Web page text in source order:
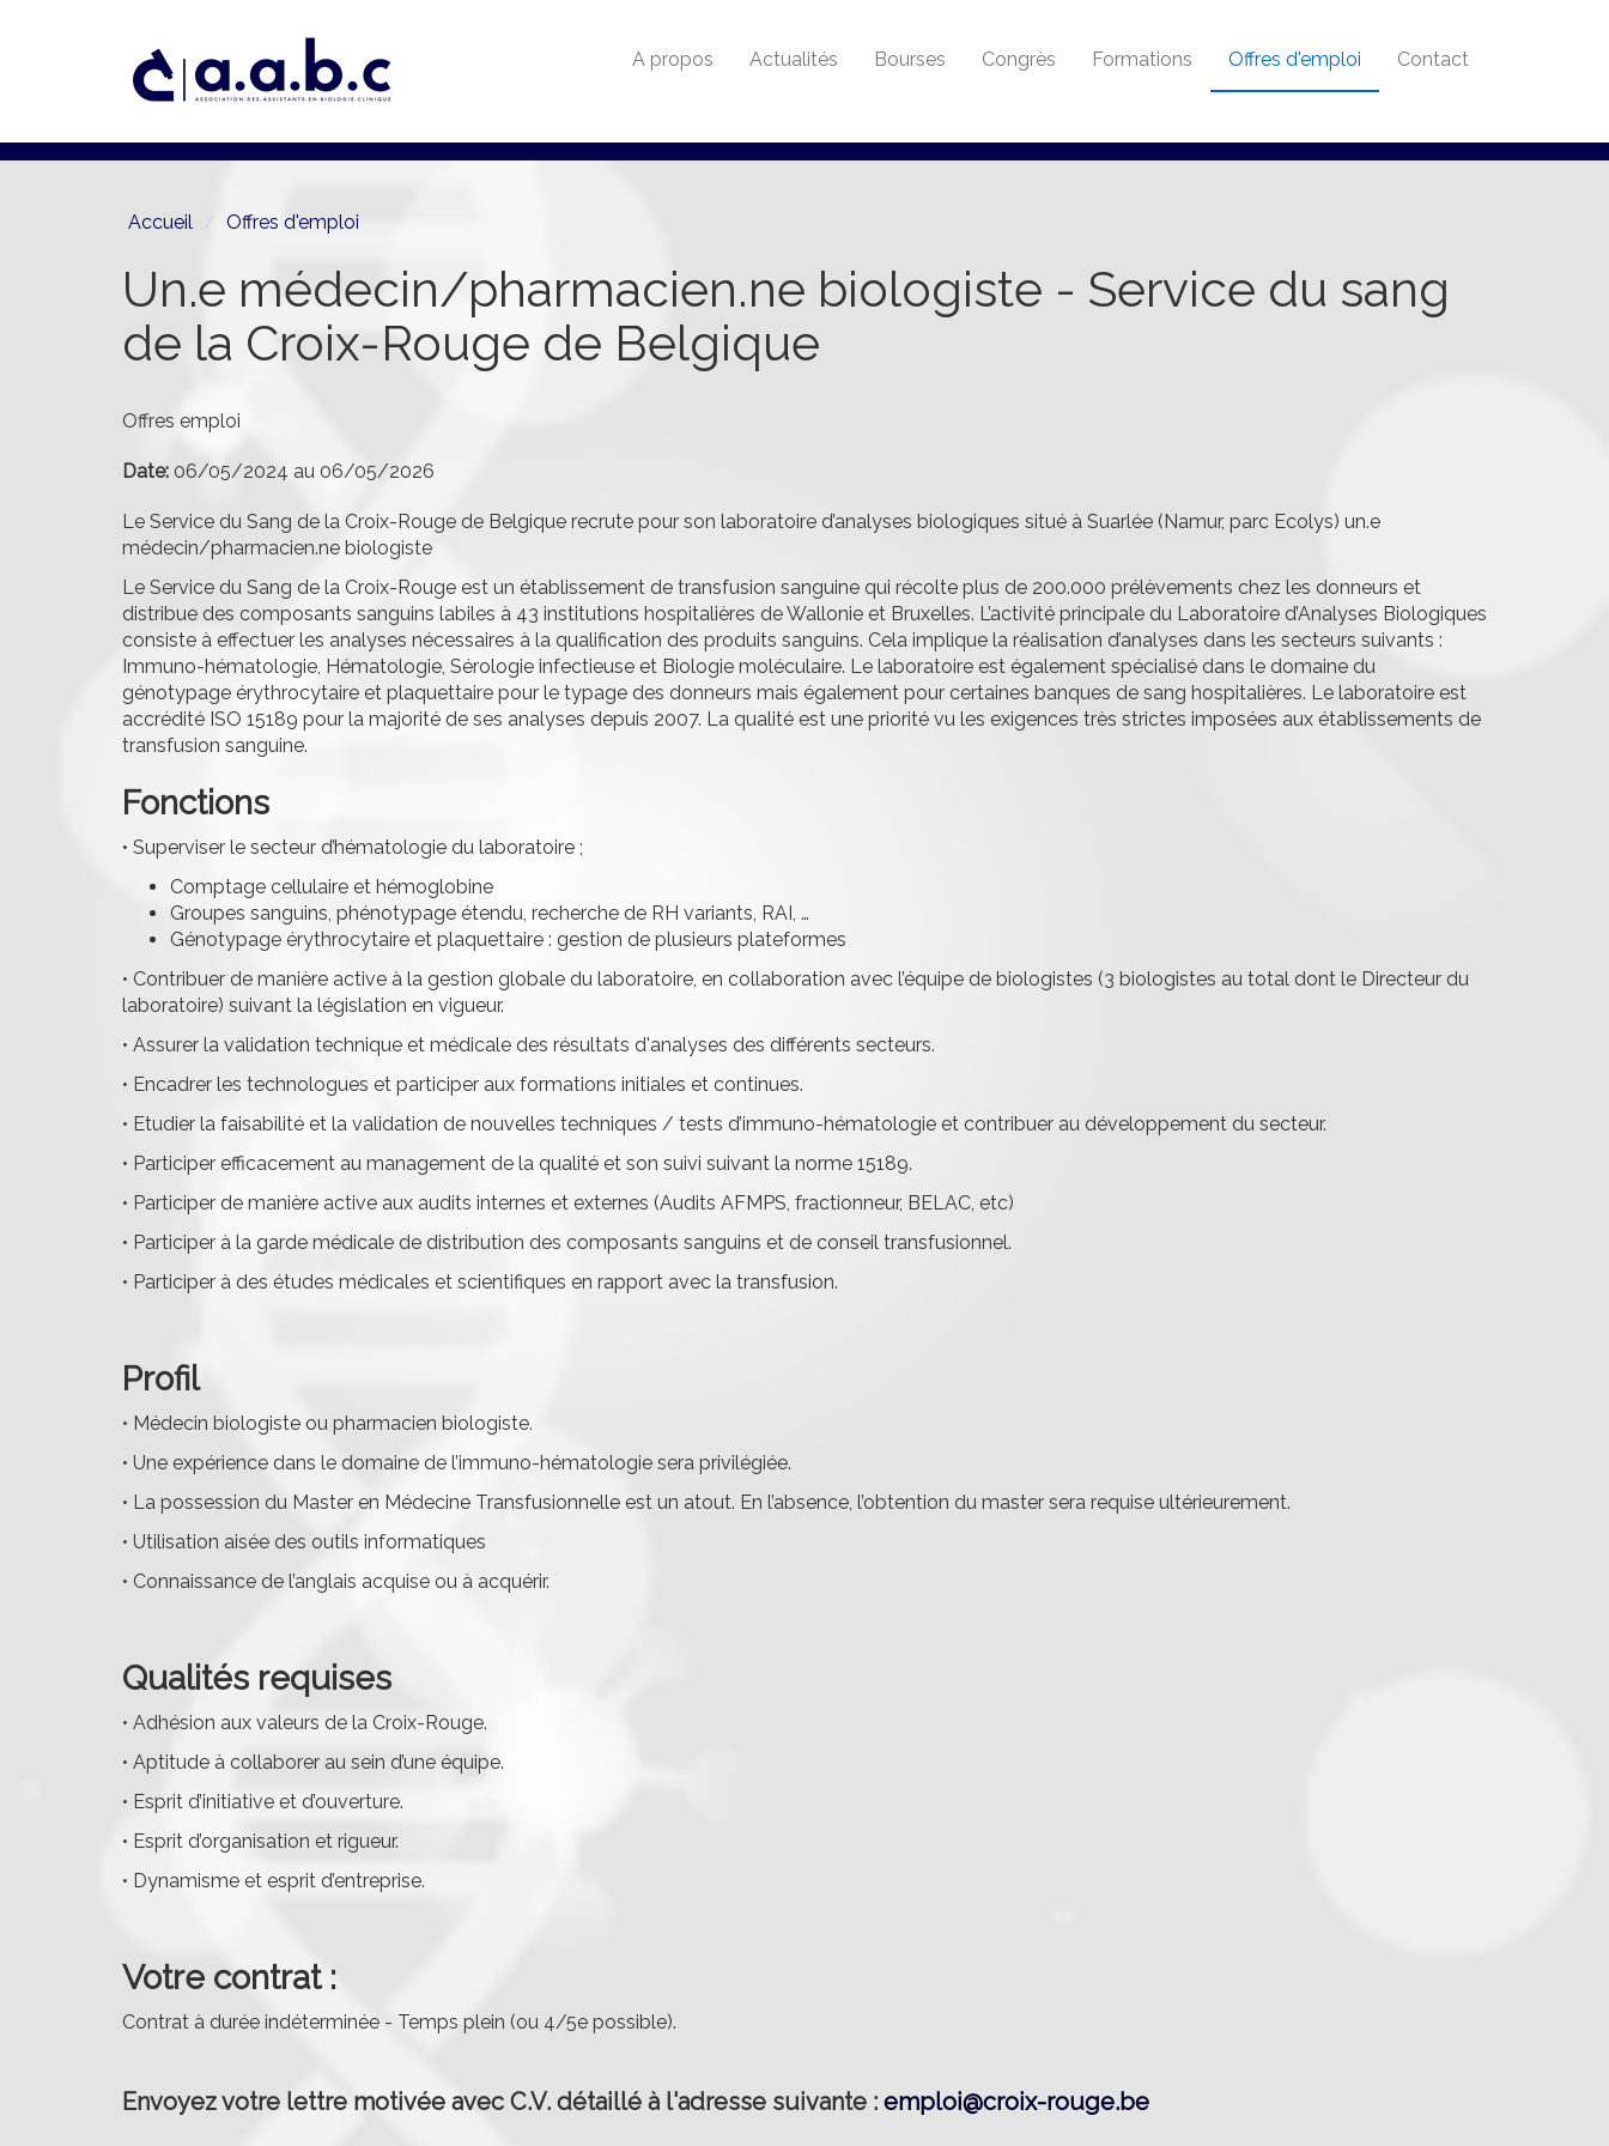
au
A propos Actualités Bourses Congrès Formations Offres d'emploi Contact
Accueil Offres d'emploi
Un.e médecin/pharmacien.ne biologiste - Service du sang
de la Croix-Rouge de Belgique
Offres emploi
Date: 06/05/2024 au 06/05/2026
Le Service du Sang de la Croix-Rouge de Belgique recrute pour son laboratoire d’analyses biologiques situé à Suarlée (Namur, parc Ecolys) un.e
médecin/pharmacien.ne biologiste
Le Service du Sang de la Croix-Rouge est un établissement de transfusion sanguine qui récolte plus de 200.000 prélèvements chez les donneurs et
distribue des composants sanguins labiles à 43 institutions hospitalières de Wallonie et Bruxelles. L’activité principale du Laboratoire d’Analyses Biologiques
consiste à effectuer les analyses nécessaires à la qualification des produits sanguins. Cela implique la réalisation d’analyses dans les secteurs suivants :
Immuno-hématologie, Hématologie, Sérologie infectieuse et Biologie moléculaire. Le laboratoire est également spécialisé dans le domaine du
génotypage érythrocytaire et plaquettaire pour le typage des donneurs mais également pour certaines banques de sang hospitalières. Le laboratoire est
accrédité ISO 15189 pour la majorité de ses analyses depuis 2007. La qualité est une priorité vu les exigences très strictes imposées aux établissements de
transfusion sanguine.
Fonctions
• Superviser le secteur d’hématologie du laboratoire ;
Comptage cellulaire et hémoglobine
Groupes sanguins, phénotypage étendu, recherche de RH variants, RAI, …
Génotypage érythrocytaire et plaquettaire : gestion de plusieurs plateformes
• Contribuer de manière active à la gestion globale du laboratoire, en collaboration avec l’équipe de biologistes (3 biologistes au total dont le Directeur du
laboratoire) suivant la législation en vigueur.
• Assurer la validation technique et médicale des résultats d'analyses des différents secteurs.
• Encadrer les technologues et participer aux formations initiales et continues.
• Etudier la faisabilité et la validation de nouvelles techniques / tests d’immuno-hématologie et contribuer au développement du secteur.
• Participer efficacement au management de la qualité et son suivi suivant la norme 15189.
• Participer de manière active aux audits internes et externes (Audits AFMPS, fractionneur, BELAC, etc)
• Participer à la garde médicale de distribution des composants sanguins et de conseil transfusionnel.
• Participer à des études médicales et scientifiques en rapport avec la transfusion.
Profil
• Médecin biologiste ou pharmacien biologiste.
• Une expérience dans le domaine de l’immuno-hématologie sera privilégiée.
• La possession du Master en Médecine Transfusionnelle est un atout. En l’absence, l’obtention du master sera requise ultérieurement.
• Utilisation aisée des outils informatiques
• Connaissance de l’anglais acquise ou à acquérir.
Qualités requises
• Adhésion aux valeurs de la Croix-Rouge.
• Aptitude à collaborer au sein d’une équipe.
• Esprit d’initiative et d’ouverture.
• Esprit d’organisation et rigueur.
• Dynamisme et esprit d’entreprise.
Votre contrat :
Contrat à durée indéterminée - Temps plein (ou 4/5e possible).
Envoyez votre lettre motivée avec C.V. détaillé à l'adresse suivante : emploi@croix-rouge.be